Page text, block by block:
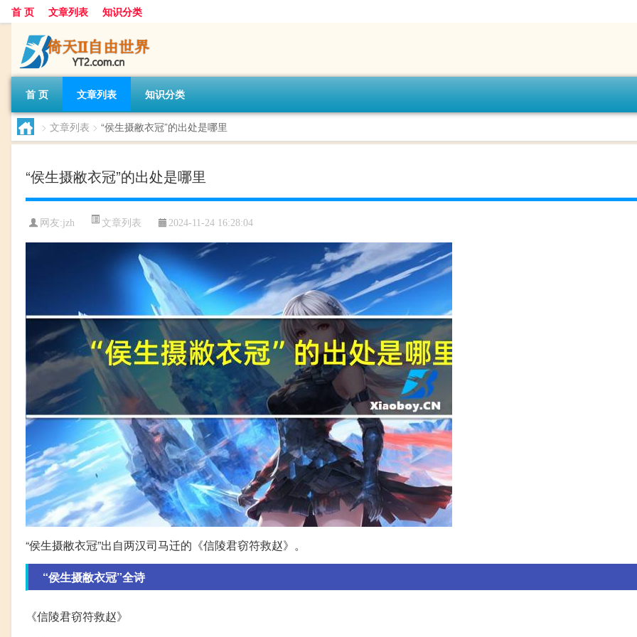
首 页 文章列表 知识分类
首 页 文章列表 知识分类
> 文章列表 > “侯生摄敝衣冠”的出处是哪里
“侯生摄敝衣冠”的出处是哪里
网友:jzh 文章列表 2024-11-24 16:28:04
“侯生摄敝衣冠”出自两汉司马迁的《信陵君窃符救赵》。
“侯生摄敝衣冠”全诗
《信陵君窃符救赵》